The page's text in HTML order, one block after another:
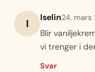
I Iselin24. mars
Blir
vi trenger i
Svar